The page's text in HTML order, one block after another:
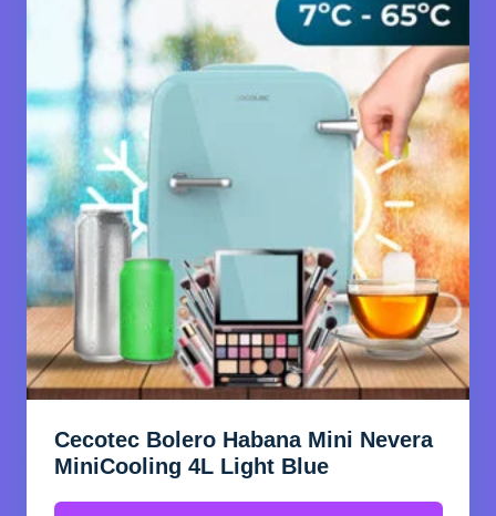
Cecotec Bolero Habana Mini Nevera
MiniCooling 4L Light Blue